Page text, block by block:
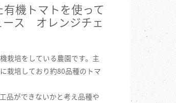
機トマトを使って
ース オレンジチェ
栽培をしている農園です。主
栽培しており約80品種のトマ
品ができないかと考え品種や